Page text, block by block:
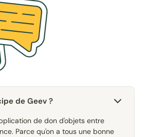
de Geev ?
de don d'objets entre
Parce qu'on a tous une bonne